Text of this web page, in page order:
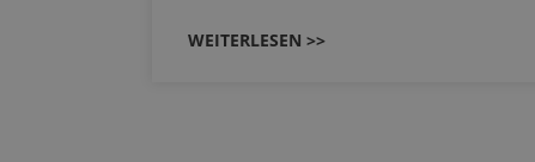
WEITERLESEN >>